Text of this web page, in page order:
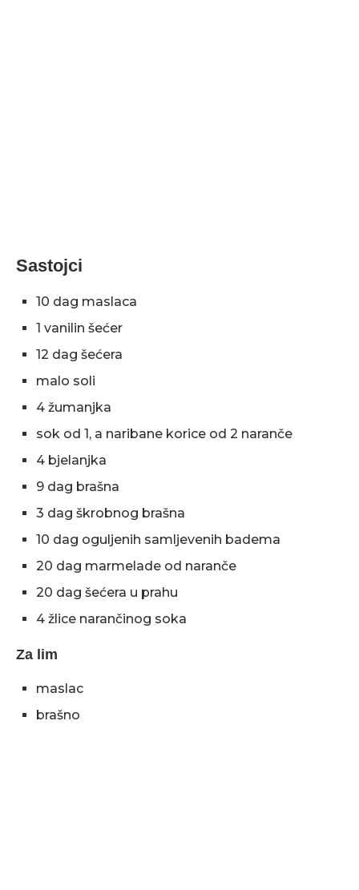
Sastojci
10 dag maslaca
1 vanilin šećer
12 dag šećera
malo soli
4 žumanjka
sok od 1, a naribane korice od 2 naranče
4 bjelanjka
9 dag brašna
3 dag škrobnog brašna
10 dag oguljenih samljevenih badema
20 dag marmelade od naranče
20 dag šećera u prahu
4 žlice narančinog soka
Za lim
maslac
brašno